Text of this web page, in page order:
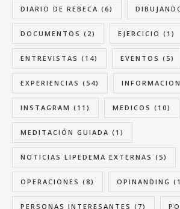
DIARIO DE REBECA (6)
DOCUMENTOS (2) EJERCICIO (1)
ENTREVISTAS (14) EVENTOS (5)
EXPERIENCIAS (54) INFORMACION
INSTAGRAM (11) MEDICOS (10)
MEDITACIÓN GUIADA (1)
NOTICIAS LIPEDEMA EXTERNAS (5)
OPERACIONES (8) OPINANDING
PERSONAS INTERESANTES (7)